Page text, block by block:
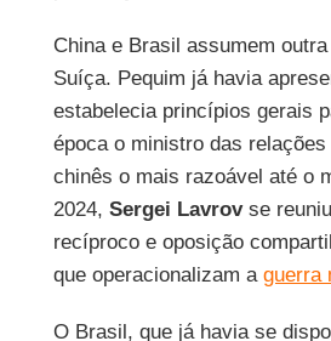
China e Brasil assumem
Suíça. Pequim já havia
estabelecia princípios gerais
época o ministro das
chinês o mais razoável até o
2024, Sergei Lavrovse
recíproco e oposição
que operacionalizam a guerra
O Brasil, que já havia se